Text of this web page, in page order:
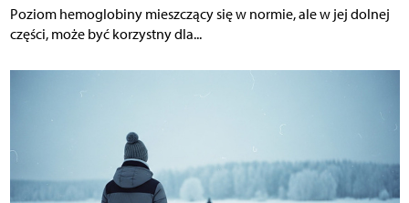
Poziom hemoglobiny mieszczący się w normie, ale w jej dolnej
części, może być korzystny dla...